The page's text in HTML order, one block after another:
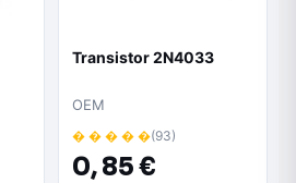
Transistor 2N4033
OEM
� � � � �(93)
0,85 €